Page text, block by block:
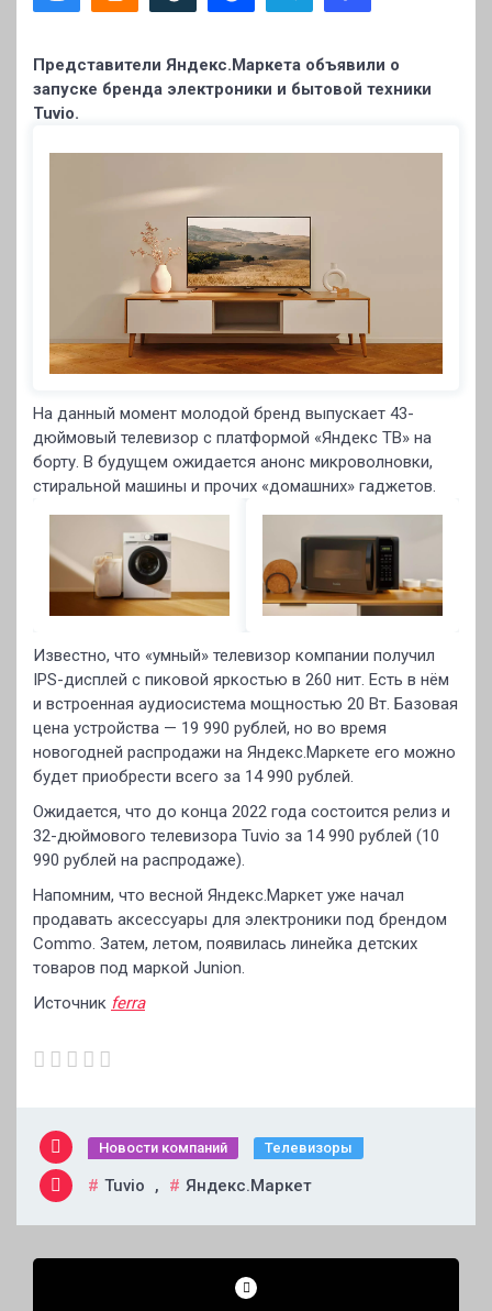
Представители Яндекс.Маркета объявили о
запуске бренда электроники и бытовой техники
Tuvio.
На данный момент молодой бренд выпускает 43-
дюймовый телевизор с платформой «Яндекс ТВ» на
борту. В будущем ожидается анонс микроволновки,
стиральной машины и прочих «домашних» гаджетов.
Известно, что «умный» телевизор компании получил
IPS-дисплей с пиковой яркостью в 260 нит. Есть в нём
и встроенная аудиосистема мощностью 20 Вт. Базовая
цена устройства — 19 990 рублей, но во время
новогодней распродажи на Яндекс.Маркете его можно
будет приобрести всего за 14 990 рублей.
Ожидается, что до конца 2022 года состоится релиз и
32-дюймового телевизора Tuvio за 14 990 рублей (10
990 рублей на распродаже).
Напомним, что весной Яндекс.Маркет уже начал
продавать аксессуары для электроники под брендом
Commo. Затем, летом, появилась линейка детских
товаров под маркой Junion.
Источник ferra
Новости компаний Телевизоры
Tuvio , Яндекс.Маркет
Навигация